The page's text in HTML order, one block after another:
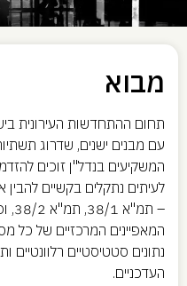
מבוא
תחום ההתחדשות העירונית
עם מבנים ישנים, שדרוג
המשקיעים בנדל"ן זוכים
לעיתים נתקלים בקשיים
–
המאפיינים המרכזיים של כל
נתונים סטטיסטיים רלוונטיים
העדכניים.